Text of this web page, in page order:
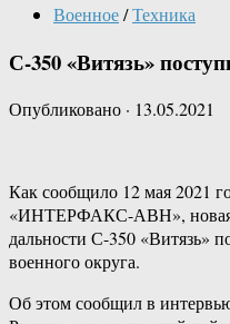
Военное/Техника
С-350 «Витязь»
Опубликовано · 13.05.2021
Как сообщило 12 мая 2021
«ИНТЕРФАКС-АВН», новая
дальности С-350 «Витязь»
военного округа.
Об этом сообщил в